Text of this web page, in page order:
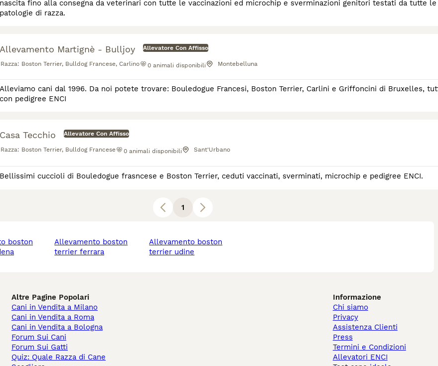
nascita fino alla consegna da veterinari con tutte le vaccinazioni ed microchip e sverminazioni genitori testati da tutte le
patologie di razza.
Allevamento Martignè - Bulljoy Allevatore Con Affisso
Razza: Boston Terrier, Bulldog Francese, Carlino 0 animali disponibili Montebelluna
Alleviamo cani dal 1996. Da noi potete trovare: Bouledogue Francesi, Boston Terrier, Carlini e Griffoncini di Bruxelles,
con pedigree ENCI
Casa Tecchio Allevatore Con Affisso
Razza: Boston Terrier, Bulldog Francese 0 animali disponibili Sant'Urbano
Bellissimi cuccioli di Bouledogue frasncese e Boston Terrier, ceduti vaccinati, sverminati, microchip e pedigree ENCI.
1
allevamento boston
terrier ferrara
allevamento boston
terrier udine
Altre Pagine Popolari
Cani in Vendita a Milano
Cani in Vendita a Roma
Cani in Vendita a Bologna
Forum Sui Cani
Forum Sui Gatti
Quiz: Quale Razza di Cane
Informazione
Chi siamo
Privacy
Assistenza Clienti
Press
Termini e Condizioni
Allevatori ENCI